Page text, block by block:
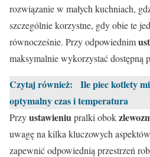
rozwiązanie w małych kuchniach,
szczególnie korzystne, gdy obie te
równocześnie. Przy odpowiednim
maksymalnie wykorzystać dostępną
Czytaj również:
Ile piec kotlety
optymalny czas i temperatura
Przyustawieniu pralki obok
uwagę na kilka kluczowych
zapewnić odpowiednią przestrzeń